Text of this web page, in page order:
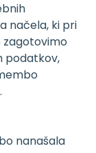
načela, ki pri
zagotovimo
podatkov,
nanašala